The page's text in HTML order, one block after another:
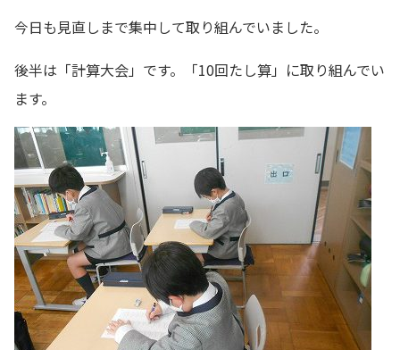
今日も見直しまで集中して取り組んでいました。
後半は「計算大会」です。「10回たし算」に取り組んでい
ます。